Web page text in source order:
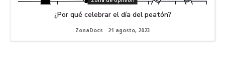
¿Por qué celebrar el día del peatón?
ZonaDocs - 21 agosto, 2023